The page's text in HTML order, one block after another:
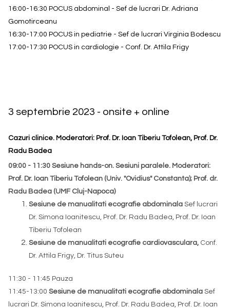
16:00-16:30 POCUS abdominal - Sef de lucrari Dr. Adriana
Gomotirceanu
16:30-17:00 POCUS in pediatrie - Sef de lucrari Virginia Bodescu
17:00-17:30 POCUS in cardiologie - Conf. Dr. Attila Frigy
3 septembrie 2023 - onsite + online
Cazuri clinice. Moderatori: Prof. Dr. Ioan Tiberiu Tofolean, Prof. Dr.
Radu Badea
09:00 - 11:30 Sesiune hands-on. Sesiuni paralele. Moderatori:
Prof. Dr. Ioan Tiberiu Tofolean (Univ. "Ovidius" Constanta); Prof. dr.
Radu Badea (UMF Cluj-Napoca)
Sesiune de manualitati ecografie abdominala Sef lucrari
Dr. Simona Ioanitescu, Prof. Dr. Radu Badea, Prof. Dr. Ioan
Tiberiu Tofolean
Sesiune de manualitati ecografie cardiovasculara, Conf.
Dr. Attila Frigy, Dr. Titus Suteu
11:30 - 11:45 Pauza
11:45-13:00 Sesiune de manualitati ecografie abdominala Sef
lucrari Dr. Simona Ioanitescu, Prof. Dr. Radu Badea, Prof. Dr. Ioan